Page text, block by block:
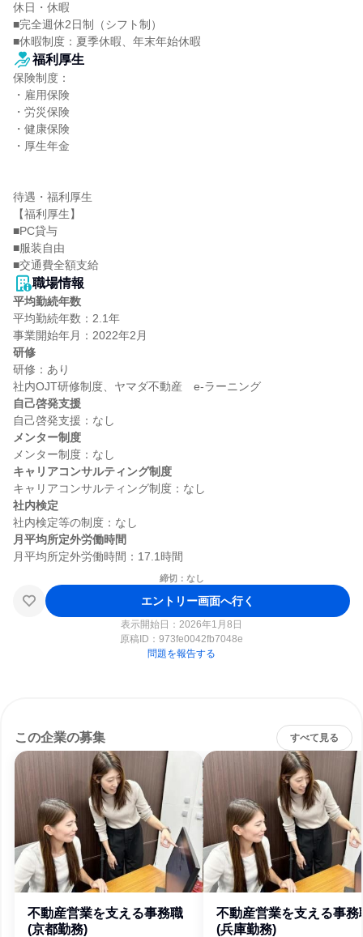
休日・休暇
■完全週休2日制（シフト制）
■休暇制度：夏季休暇、年末年始休暇
福利厚生
保険制度：
・雇用保険
・労災保険
・健康保険
・厚生年金
待遇・福利厚生
【福利厚生】
■PC貸与
■服装自由
■交通費全額支給
職場情報
平均勤続年数
平均勤続年数：2.1年
研修
研修：あり
自己啓発支援
メンター制度
キャリアコンサルティング制度
社内検定
月平均所定外労働時間
締切：なし
エントリー画面へ行く
表示開始日：2026年1月8日
原稿ID： 973fe0042fb7048e
問題を報告する
この企業の募集 すべて見る
不動産営業を支える事務職
(京都勤務)
不動産営業を支える事務
(兵庫勤務)